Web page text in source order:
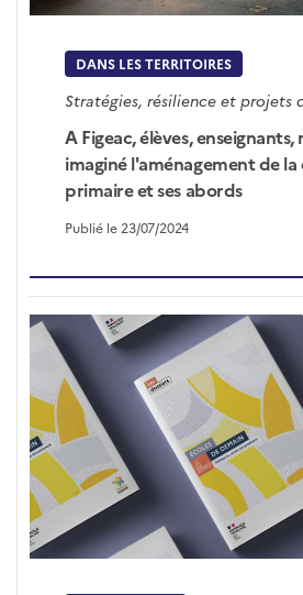
DANS LES TERRITOIRES
Stratégies, résilience et projets
A Figeac, élèves,
imaginé l'aménagement de
primaire et ses abords
Publié le 23/07/2024